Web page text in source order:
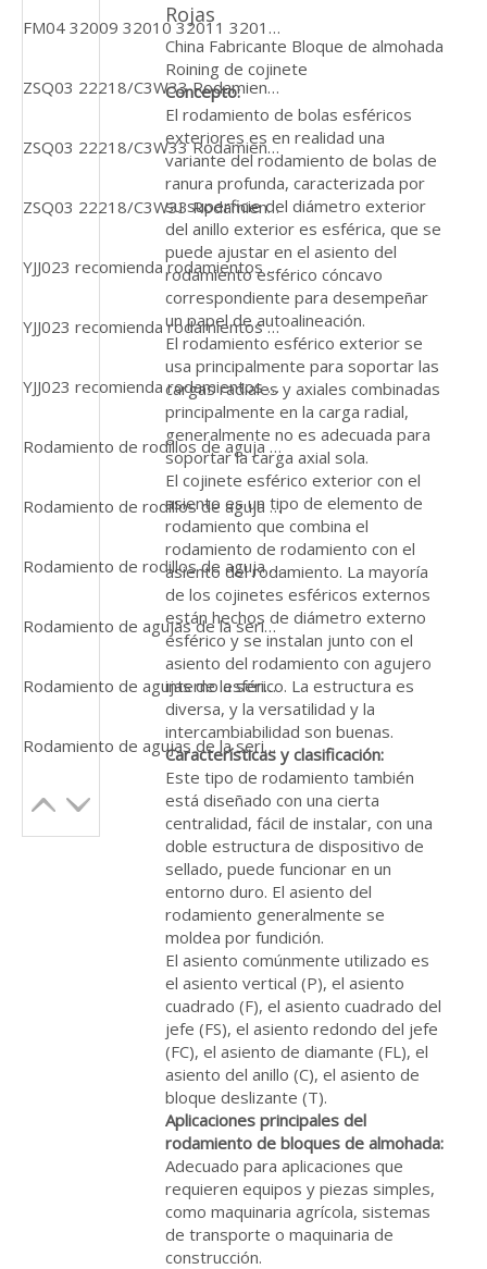
FM04 32009 32010 32011 32012 32013 rodamientos de rodillos cónicos para metalurgia
ZSQ03 22218/C3W33 Rodamientos de rodillos esféricos de alta calidad
ZSQ03 22218/C3W33 Rodamientos de rodillos esféricos de alta calidad
ZSQ03 22218/C3W33 Rodamientos de rodillos esféricos de alta calidad
YJJ023 recomienda rodamientos de rodillos cónicos para minería de alto rendimiento
YJJ023 recomienda rodamientos de rodillos cónicos para minería de alto rendimiento
YJJ023 recomienda rodamientos de rodillos cónicos para minería de alto rendimiento
Rodamiento de rodillos de aguja del fabricante de los conjuntos de jaula YJJ015 K12*15*8
Rodamiento de rodillos de aguja del fabricante de los conjuntos de jaula YJJ015 K12*15*8
Rodamiento de rodillos de aguja del fabricante de los conjuntos de jaula YJJ015 K12*15*8
Rodamiento de agujas de la serie Krve del seguidor de leva del rodillo de pista SL20 Kr 30
Rodamiento de agujas de la serie Krve del seguidor de leva del rodillo de pista SL20 Kr 30
Rodamiento de agujas de la serie Krve del seguidor de leva del rodillo de pista SL20 Kr 30
Rojas
China Fabricante Bloque de almohada
Roining de cojinete
Concepto:
El rodamiento de bolas esféricos
exteriores es en realidad una
variante del rodamiento de bolas de
ranura profunda, caracterizada por
su superficie del diámetro exterior
del anillo exterior es esférica, que se
puede ajustar en el asiento del
rodamiento esférico cóncavo
correspondiente para desempeñar
un papel de autoalineación.
El rodamiento esférico exterior se
usa principalmente para soportar las
cargas radiales y axiales combinadas
principalmente en la carga radial,
generalmente no es adecuada para
soportar la carga axial sola.
El cojinete esférico exterior con el
asiento es un tipo de elemento de
rodamiento que combina el
rodamiento de rodamiento con el
asiento del rodamiento. La mayoría
de los cojinetes esféricos externos
están hechos de diámetro externo
esférico y se instalan junto con el
asiento del rodamiento con agujero
interno esférico. La estructura es
diversa, y la versatilidad y la
intercambiabilidad son buenas.
Características y clasificación:
Este tipo de rodamiento también
está diseñado con una cierta
centralidad, fácil de instalar, con una
doble estructura de dispositivo de
sellado, puede funcionar en un
entorno duro. El asiento del
rodamiento generalmente se
moldea por fundición.
El asiento comúnmente utilizado es
el asiento vertical (P), el asiento
cuadrado (F), el asiento cuadrado del
jefe (FS), el asiento redondo del jefe
(FC), el asiento de diamante (FL), el
asiento del anillo (C), el asiento de
bloque deslizante (T).
Aplicaciones principales del
rodamiento de bloques de almohada:
Adecuado para aplicaciones que
requieren equipos y piezas simples,
como maquinaria agrícola, sistemas
de transporte o maquinaria de
construcción.